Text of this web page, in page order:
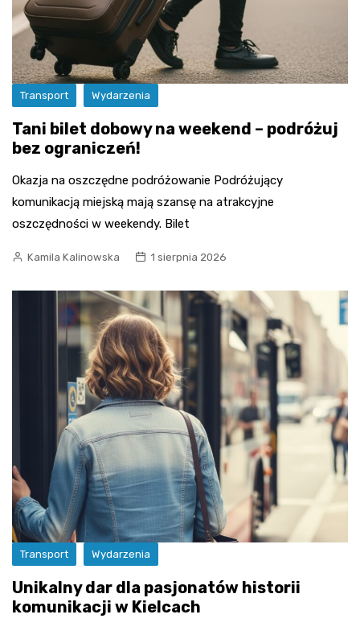
Transport Wydarzenia
Tani bilet dobowy na weekend – podróżuj
bez ograniczeń!
Okazja na oszczędne podróżowanie Podróżujący
komunikacją miejską mają szansę na atrakcyjne
oszczędności w weekendy. Bilet
Kamila Kalinowska 1 sierpnia 2026
Transport Wydarzenia
Unikalny dar dla pasjonatów historii
komunikacji w Kielcach